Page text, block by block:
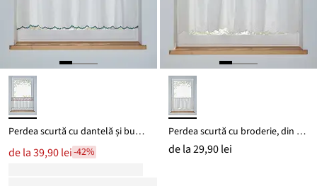
Perdea scurtă cu dantelă și bumbac organic
de la39,90 lei-42%
Perdea scurtă cu broderie, din bumbac organic
de la29,90 lei